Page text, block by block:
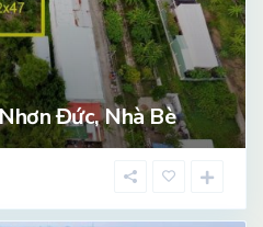
Đức, Nhà Bè